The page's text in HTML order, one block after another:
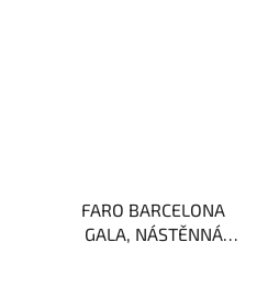
FARO BARCELONA
GALA, NÁSTĚNNÁ